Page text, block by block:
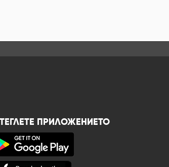
ПРИЛОЖЕНИЕТО